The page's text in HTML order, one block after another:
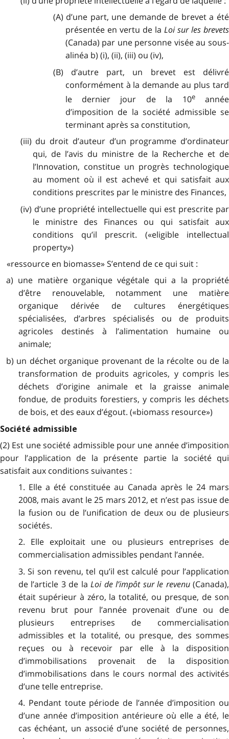
(A) d’une part, une demande de brevet a été
présentée en vertu de la Loi sur les brevets
(Canada) par une personne visée au sous-
alinéa b) (i), (ii), (iii) ou (iv),
(B) d’autre part, un brevet est délivré
conformément à la demande au plus tard
le dernier jour de la 10eannée
d’imposition de la société admissible se
terminant après sa constitution,
(iii) du droit d’auteur d’un programme d’ordinateur
qui, de l’avis du ministre de la Recherche et de
l’Innovation, constitue un progrès technologique
au moment où il est achevé et qui satisfait aux
conditions prescrites par le ministre des Finances,
(iv) d’une propriété intellectuelle qui est prescrite par
le ministre des Finances ou qui satisfait aux
conditions qu’il prescrit. («eligible intellectual
property»)
«ressource en biomasse» S’entend de ce qui suit :
a) une matière organique végétale qui a la propriété
d’être renouvelable, notamment une matière
organique dérivée de cultures énergétiques
spécialisées, d’arbres spécialisés ou de produits
agricoles destinés à l’alimentation humaine ou
animale;
b) un déchet organique provenant de la récolte ou de la
transformation de produits agricoles, y compris les
déchets d’origine animale et la graisse animale
fondue, de produits forestiers, y compris les déchets
de bois, et des eaux d’égout. («biomass resource»)
Société admissible
(2) Est une société admissible pour une année d’imposition
pour l’application de la présente partie la société qui
satisfait aux conditions suivantes :
1. Elle a été constituée au Canada après le 24 mars
2008, mais avant le 25 mars 2012, et n’est pas issue de
la fusion ou de l’unification de deux ou de plusieurs
sociétés.
2. Elle exploitait une ou plusieurs entreprises de
commercialisation admissibles pendant l’année.
3. Si son revenu, tel qu’il est calculé pour l’application
de l’article 3 de laLoi de l’impôt sur le revenu(Canada),
était supérieur à zéro, la totalité, ou presque, de son
revenu brut pour l’année provenait d’une ou de
plusieurs entreprises de commercialisation
admissibles et la totalité, ou presque, des sommes
reçues ou à recevoir par elle à la disposition
d’immobilisations provenait de la disposition
d’immobilisations dans le cours normal des activités
d’une telle entreprise.
4. Pendant toute période de l’année d’imposition ou
d’une année d’imposition antérieure où elle a été, le
cas échéant, un associé d’une société de personnes,